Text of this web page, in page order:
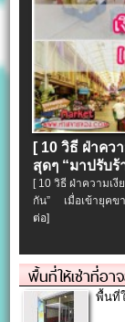
[ 10 วิธี ฝ่าคว
สุดๆ “มาปรับร้
[ 10 วิธี ฝ่าความเ
กัน” เมื่อเข้ายุคข
ต่อ]
พื้นที่ให้เช่าที่อา
พื้นที่